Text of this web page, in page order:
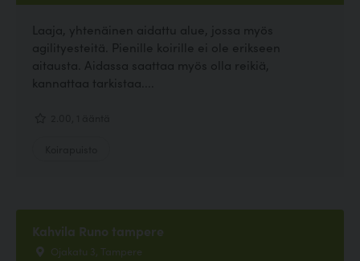
Laaja, yhtenäinen aidattu alue, jossa myös
agilityesteitä. Pienille koirille ei ole erikseen
aitausta. Aidassa saattaa myös olla reikiä,
kannattaa tarkistaa....
Kahvila Runo tampere
Ojakatu 3, Tampere